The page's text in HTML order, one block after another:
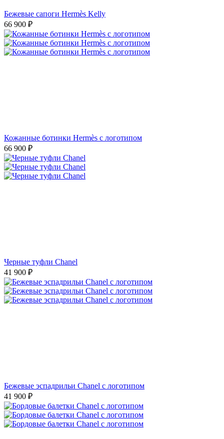
Бежевые сапоги Hermès Kelly
66 900 ₽
Кожанные ботинки Hermès с логотипом
66 900 ₽
Черные туфли Chanel
41 900 ₽
Бежевые эспадрильи Chanel с логотипом
41 900 ₽